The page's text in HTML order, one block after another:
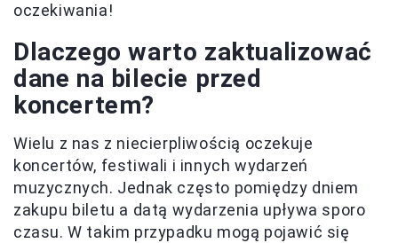
oczekiwania!
Dlaczego warto zaktualizować
dane na bilecie przed
koncertem?
Wielu z nas z niecierpliwością oczekuje
koncertów, festiwali i innych wydarzeń
muzycznych. Jednak często pomiędzy dniem
zakupu biletu a datą wydarzenia upływa sporo
czasu. W takim przypadku mogą pojawić się